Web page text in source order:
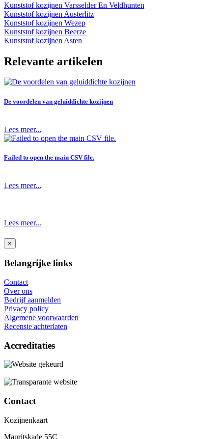
Kunststof kozijnen Varsselder En Veldhunten
Kunststof kozijnen Austerlitz
Kunststof kozijnen Wezep
Kunststof kozijnen Beerze
Kunststof kozijnen Asten
Relevante artikelen
De voordelen van geluiddichte kozijnen
Lees meer...
Failed to open the main CSV file.
Lees meer...
Lees meer...
×
Belangrijke links
Contact
Over ons
Bedrijf aanmelden
Privacy policy
Algemene voorwaarden
Recensie achterlaten
Accreditaties
Contact
Kozijnenkaart
Mauritskade 55C